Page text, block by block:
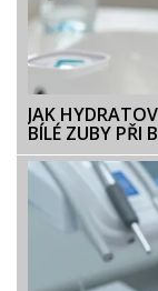
JAK
BÍLÉ ZUBY PŘI